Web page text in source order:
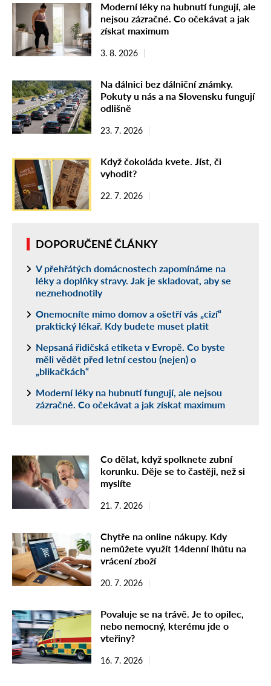
Moderní léky na hubnutí fungují, ale
nejsou zázračné. Co očekávat a jak
získat maximum
3. 8. 2026
Na dálnici bez dálniční známky.
Pokuty u nás a na Slovensku fungují
odlišně
23. 7. 2026
Když čokoláda kvete. Jíst, či
vyhodit?
22. 7. 2026
DOPORUČENÉ ČLÁNKY
V přehřátých domácnostech zapomínáme na
léky a doplňky stravy. Jak je skladovat, aby se
neznehodnotily
Onemocníte mimo domov a ošetří vás „cizí“
praktický lékař. Kdy budete muset platit
Nepsaná řidičská etiketa v Evropě. Co byste
měli vědět před letní cestou (nejen) o
„blikačkách“
Moderní léky na hubnutí fungují, ale nejsou
zázračné. Co očekávat a jak získat maximum
Co dělat, když spolknete zubní
korunku. Děje se to častěji, než si
myslíte
21. 7. 2026
Chytře na online nákupy. Kdy
nemůžete využít 14denní lhůtu na
vrácení zboží
20. 7. 2026
Povaluje se na trávě. Je to opilec,
nebo nemocný, kterému jde o
vteřiny?
16. 7. 2026